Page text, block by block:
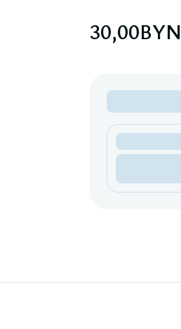
30,00BYN